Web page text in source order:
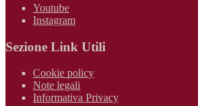
Youtube
Instagram
Sezione Link Utili
Cookie policy
Note legali
Informativa Privacy